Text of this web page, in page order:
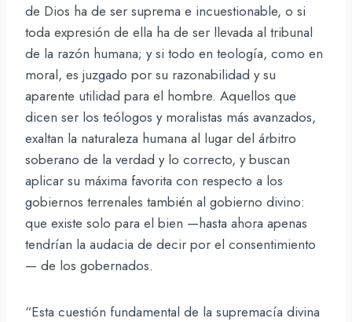
de Dios ha de ser suprema e incuestionable, o si
toda expresión de ella ha de ser llevada al tribunal
de la razón humana; y si todo en teología, como en
moral, es juzgado por su razonabilidad y su
aparente utilidad para el hombre. Aquellos que
dicen ser los teólogos y moralistas más avanzados,
exaltan la naturaleza humana al lugar del árbitro
soberano de la verdad y lo correcto, y buscan
aplicar su máxima favorita con respecto a los
gobiernos terrenales también al gobierno divino:
que existe solo para el bien —hasta ahora apenas
tendrían la audacia de decir por el consentimiento
— de los gobernados.
“Esta cuestión fundamental de la supremacía divina